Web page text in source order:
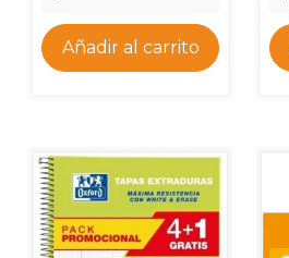
Añadir al carrito